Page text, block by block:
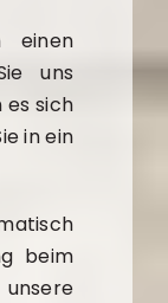
einen
uns
es sich
in ein
beim